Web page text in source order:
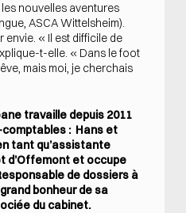
nouvelles aventures
ASCA Wittelsheim).
envie. « Il est difficile de
t-elle. « Dans le foot
mais moi, je cherchais
travaille depuis 2011
comptables : Hans et
tant qu’assistante
d’Offemont et occupe
de dossiers à
bonheur de sa
du cabinet.